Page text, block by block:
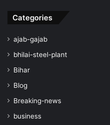
Categories
ajab-gajab
bhilai-steel-plant
Bihar
Blog
Breaking-news
business